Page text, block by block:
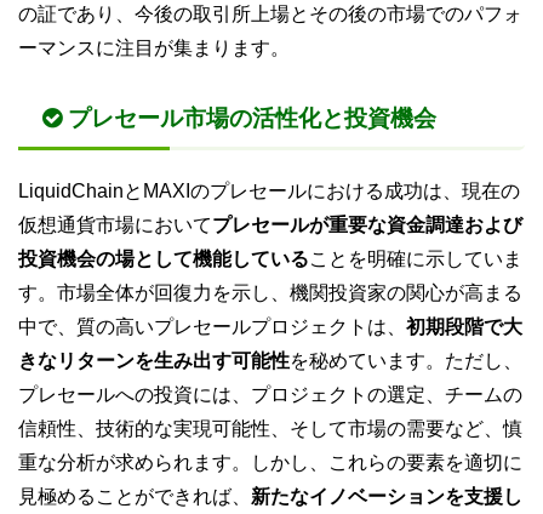
の証であり、今後の取引所上場とその後の市場でのパフォ
ーマンスに注目が集まります。
プレセール市場の活性化と投資機会
LiquidChainとMAXIのプレセールにおける成功は、現在の
仮想通貨市場においてプレセールが重要な資金調達および
投資機会の場として機能していることを明確に示していま
す。市場全体が回復力を示し、機関投資家の関心が高まる
中で、質の高いプレセールプロジェクトは、 初期段階で大
きなリターンを生み出す可能性を秘めています。ただし、
プレセールへの投資には、プロジェクトの選定、チームの
信頼性、技術的な実現可能性、そして市場の需要など、慎
重な分析が求められます。しかし、これらの要素を適切に
見極めることができれば、 新たなイノベーションを支援し